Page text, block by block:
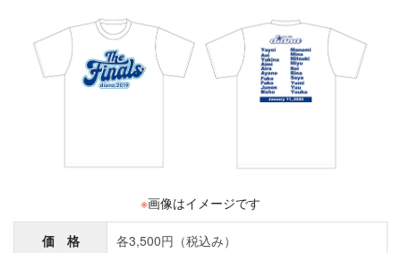
※画像はイメージです
価 格 各3,500円（税込み）